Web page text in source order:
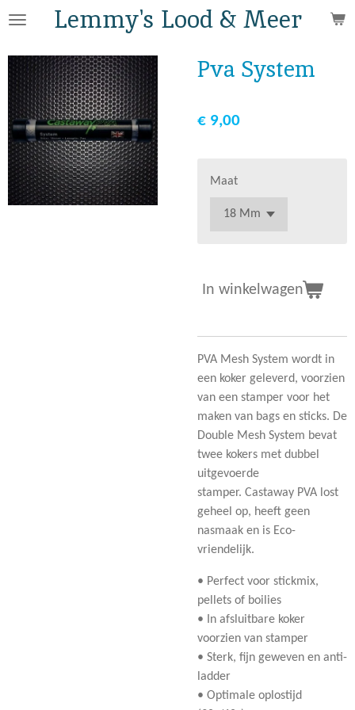
Ga
naar
de
hoofdinhoud
Lemmy's Lood & Meer
Pva System
€ 9,00
Maat
In winkelwagen
PVA Mesh System wordt in
een koker geleverd, voorzien
van een stamper voor het
maken van bags en sticks. De
Double Mesh System bevat
twee kokers met dubbel
uitgevoerde
stamper. Castaway PVA lost
geheel op, heeft geen
nasmaak en is Eco-
vriendelijk.
• Perfect voor stickmix,
pellets of boilies
• In afsluitbare koker
voorzien van stamper
• Sterk, fijn geweven en anti-
ladder
• Optimale oplostijd